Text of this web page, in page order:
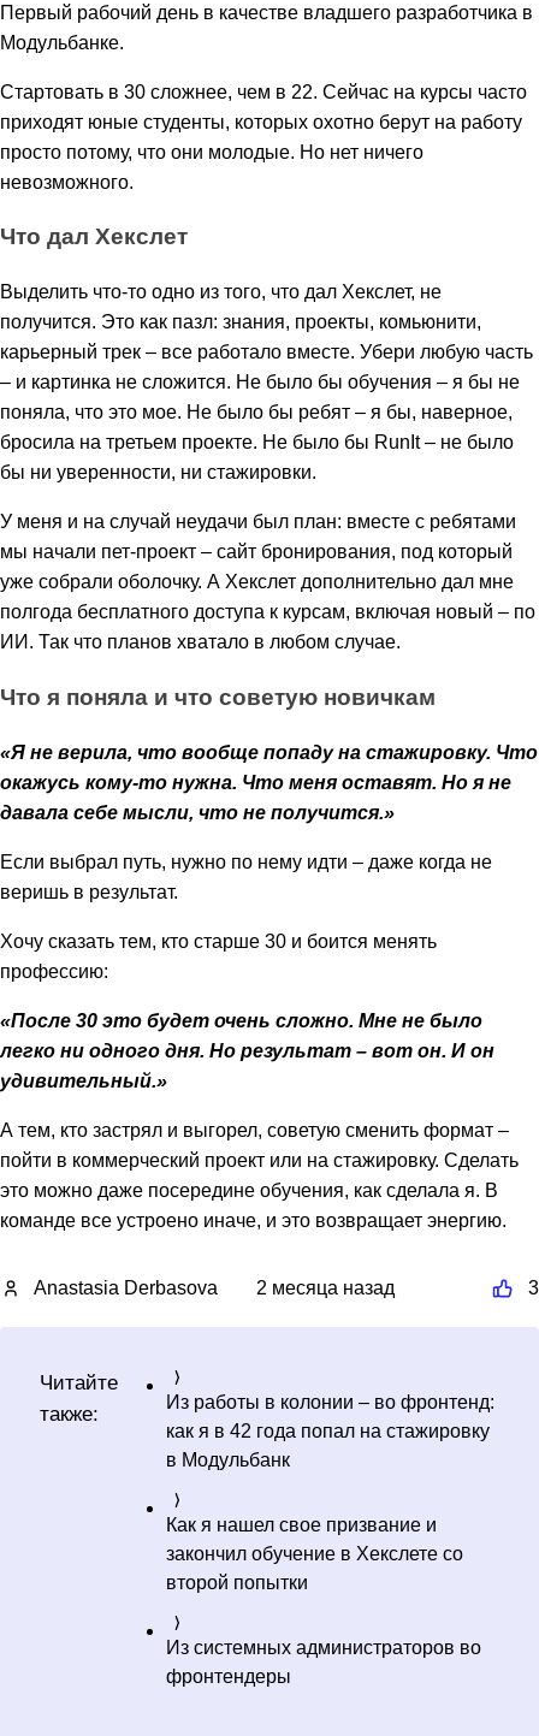
Первый рабочий день в качестве владшего разработчика в
Модульбанке.
Стартовать в 30 сложнее, чем в 22. Сейчас на курсы часто
приходят юные студенты, которых охотно берут на работу
просто потому, что они молодые. Но нет ничего
невозможного.
Что дал Хекслет
Выделить что-то одно из того, что дал Хекслет, не
получится. Это как пазл: знания, проекты, комьюнити,
карьерный трек – все работало вместе. Убери любую часть
– и картинка не сложится. Не было бы обучения – я бы не
поняла, что это мое. Не было бы ребят – я бы, наверное,
бросила на третьем проекте. Не было бы RunIt – не было
бы ни уверенности, ни стажировки.
У меня и на случай неудачи был план: вместе с ребятами
мы начали пет-проект – сайт бронирования, под который
уже собрали оболочку. А Хекслет дополнительно дал мне
полгода бесплатного доступа к курсам, включая новый – по
ИИ. Так что планов хватало в любом случае.
Что я поняла и что советую новичкам
«Я не верила, что вообще попаду на стажировку. Что
окажусь кому-то нужна. Что меня оставят. Но я не
давала себе мысли, что не получится.»
Если выбрал путь, нужно по нему идти – даже когда не
веришь в результат.
Хочу сказать тем, кто старше 30 и боится менять
профессию:
«После 30 это будет очень сложно. Мне не было
легко ни одного дня. Но результат – вот он. И он
удивительный.»
А тем, кто застрял и выгорел, советую сменить формат –
пойти в коммерческий проект или на стажировку. Сделать
это можно даже посередине обучения, как сделала я. В
команде все устроено иначе, и это возвращает энергию.
Anastasia Derbasova 2 месяца назад 3
Читайте
также:
Из работы в колонии – во фронтенд:
как я в 42 года попал на стажировку
в Модульбанк
Как я нашел свое призвание и
закончил обучение в Хекслете со
второй попытки
Из системных администраторов во
фронтендеры